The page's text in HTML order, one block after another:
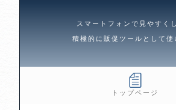
スマートフォンで見やすく
積極的に販促ツールとして使
トップページ